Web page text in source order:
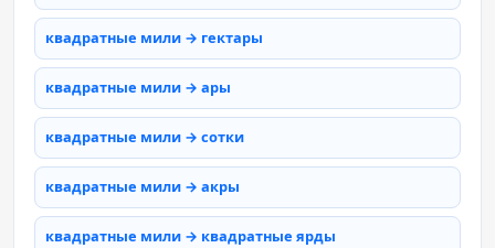
квадратные мили → гектары
квадратные мили → ары
квадратные мили → сотки
квадратные мили → акры
квадратные мили → квадратные ярды